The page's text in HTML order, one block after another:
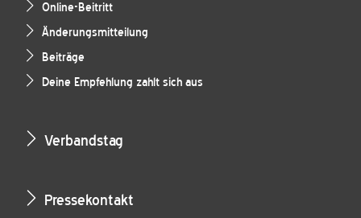
Online-Beitritt
Änderungsmitteilung
Beiträge
Deine Empfehlung zahlt sich aus
Verbandstag
Pressekontakt